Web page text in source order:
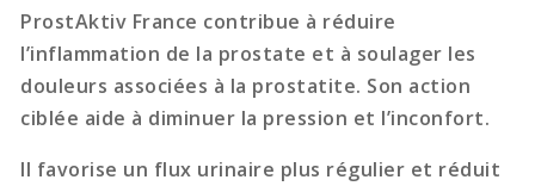
ProstAktiv France contribue à réduire
l’inflammation de la prostate et à soulager les
douleurs associées à la prostatite. Son action
ciblée aide à diminuer la pression et l’inconfort.
Il favorise un flux urinaire plus régulier et réduit